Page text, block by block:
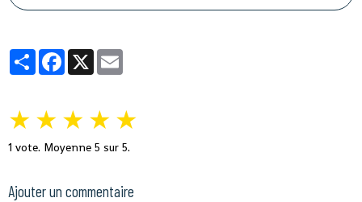
d'Auxerre ( à droite) et M. PARIS, premier adjoint au maire (à
PartagerFacebook
X
★ ★ ★ ★ ★
1 vote. Moyenne 5 sur 5.
Ajouter un commentaire